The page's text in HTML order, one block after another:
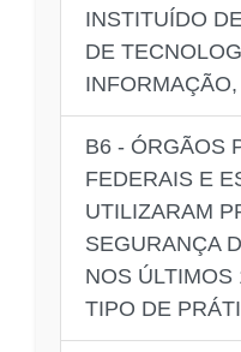
INSTITUÍDO
DE
B6 - ÓRGÃOS
FEDERAIS E
UTILIZARAM
SEGURANÇA
NOS ÚLTIMOS
TIPO DE